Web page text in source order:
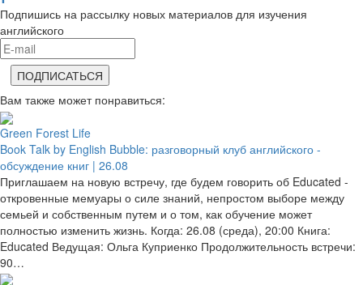
Подпишись на рассылку новых материалов для изучения
английского
Вам также может понравиться:
Green Forest Life
Book Talk by English Bubble: разговорный клуб английского -
обсуждение книг | 26.08
Приглашаем на новую встречу, где будем говорить об Educated -
откровенные мемуары о силе знаний, непростом выборе между
семьей и собственным путем и о том, как обучение может
полностью изменить жизнь. Когда: 26.08 (среда), 20:00 Книга:
Educated Ведущая: Ольга Куприенко Продолжительность встречи:
90…